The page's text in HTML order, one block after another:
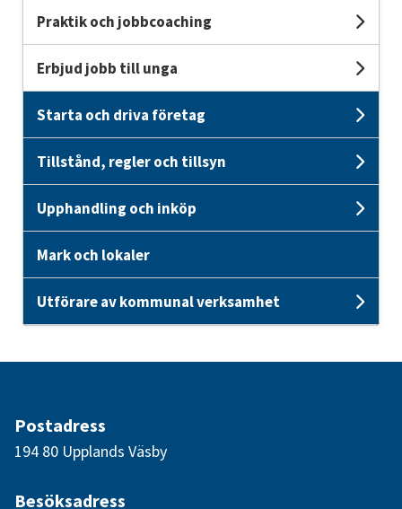
Praktik och jobbcoaching
Erbjud jobb till unga
Starta och driva företag
Tillstånd, regler och tillsyn
Upphandling och inköp
Mark och lokaler
Utförare av kommunal verksamhet
Postadress
194 80 Upplands Väsby
Besöksadress